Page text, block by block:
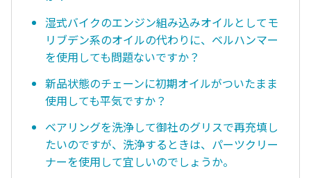
湿式バイクのエンジン組み込みオイルとしてモ
リブデン系のオイルの代わりに、ベルハンマー
を使用しても問題ないですか？
新品状態のチェーンに初期オイルがついたまま
使用しても平気ですか？
ベアリングを洗浄して御社のグリスで再充填し
たいのですが、洗浄するときは、パーツクリー
ナーを使用して宜しいのでしょうか。